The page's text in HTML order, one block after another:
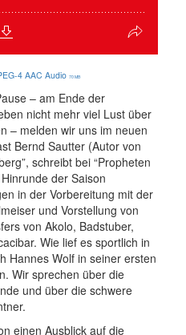
4 AAC Audio 70 MB
– am Ende der
nicht mehr viel Lust über
– melden wir uns im neuen
Bernd Sautter (Autor von
schreibt bei “Propheten
der Saison
in der Vorbereitung mit der
und Vorstellung von
von Akolo, Badstuber,
Wie lief es sportlich in
Hannes Wolf in seiner ersten
Wir sprechen über die
und über die schwere
einen Ausblick auf die